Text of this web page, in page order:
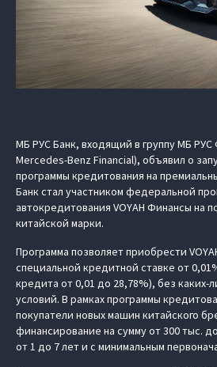
МБ РУС Банк, входящий в группу МБ РУС
Mercedes-Benz Financial), объявил о
программы кредитования на
Банк стал участником федеральной
автокредитования VOYAH Финансы на
китайской марки.
Программа позволяет приобрести
специальной кредитной ставке от
кредита от 0,01 до 28,78%), без каких-
условий. В рамках программы
покупатели новых машин китайского
финансирование на сумму от 300 тыс.
от 1 до 7 лет и с минимальным